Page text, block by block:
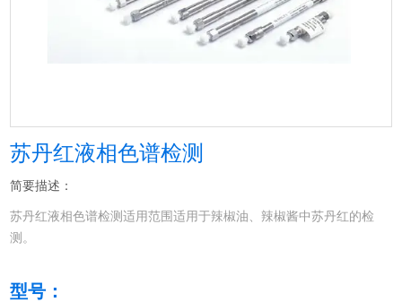
苏丹红液相色谱检测
简要描述：
苏丹红液相色谱检测适用范围适用于辣椒油、辣椒酱中苏丹红的检
测。
型号：